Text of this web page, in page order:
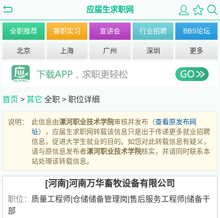
应届生求职网
全职推荐 兼职实习 宣讲会 行业招聘 BBS论坛
北京 上海 广州 深圳 更多
首页 > 其它 全职 > 职位详细
说明： 此信息由漯河职业技术学院审核并发布（查看原发布网
址），应届生求职网转载该信息只是出于传递更多就业招聘
信息，促进大学生就业的目的。如您对此转载信息有疑义，
请与原信息发布者漯河职业技术学院核实，并请同时联系本
站处理该转载信息。
[河南]河南万华畜牧设备有限公司
职位： 质量工程师|仓储储备管理岗|售后服务工程师|储备干
部